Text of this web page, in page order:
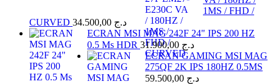
1MS / FHD /
CURVED
د.ج
ECRAN MSI MAG 242F 24" IPS 200 HZ
0.5 Ms HDR
د.ج
ECRAN GAMING MSI MAG
275QF 2K IPS 180HZ 0.5MS
د.ج